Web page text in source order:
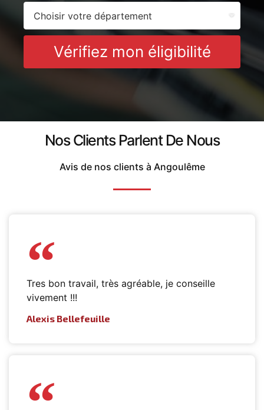
Vérifiez mon éligibilité
Nos Clients Parlent De Nous
Avis de nos clients à Angoulême
Tres bon travail, très agréable, je conseille
vivement !!!
Alexis Bellefeuille